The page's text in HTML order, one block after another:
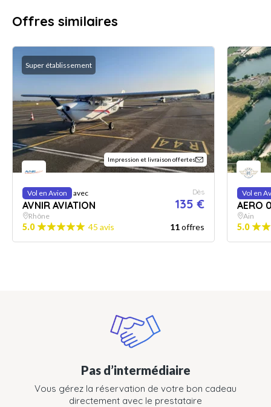
Offres similaires
Super établissement
Impression et livraison offertes
Vol en Avion avec
AVNIR AVIATION
Dès
135 €
Rhône
5.0 45 avis 11offres
Vol en
AERO
Ain
5.0
Pas d’intermédiaire
Vous gérez la réservation de votre bon cadeau
directement avec le prestataire